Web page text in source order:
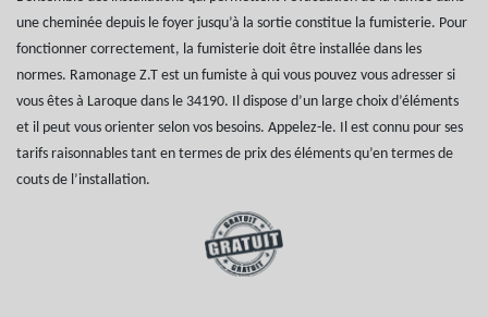
une cheminée depuis le foyer jusqu’à la sortie constitue la fumisterie. Pour
fonctionner correctement, la fumisterie doit être installée dans les
normes. Ramonage Z.T est un fumiste à qui vous pouvez vous adresser si
vous êtes à Laroque dans le 34190. Il dispose d’un large choix d’éléments
et il peut vous orienter selon vos besoins. Appelez-le. Il est connu pour ses
tarifs raisonnables tant en termes de prix des éléments qu’en termes de
couts de l’installation.